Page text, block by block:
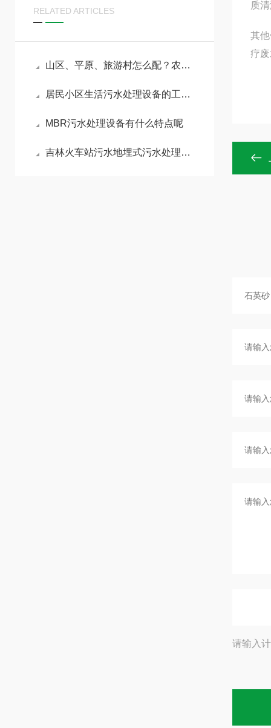
RELATED ARTICLES
山区、平原、旅游村怎么配？农村改造污水处理设备分场景选型方案
居民小区生活污水处理设备的工艺原理及用途
MBR污水处理设备有什么特点呢
吉林火车站污水地埋式污水处理适用范围广
质
其
疗
请输入